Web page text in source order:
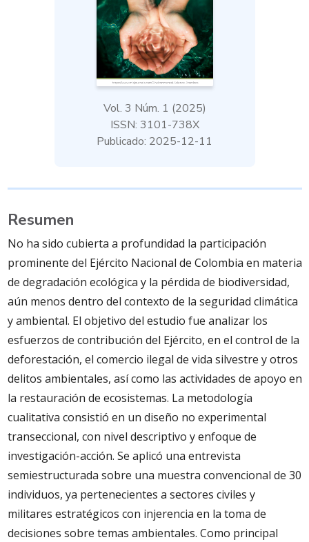
Vol. 3 Núm. 1 (2025)
ISSN: 3101-738X
Publicado: 2025-12-11
Resumen
No ha sido cubierta a profundidad la participación
prominente del Ejército Nacional de Colombia en materia
de degradación ecológica y la pérdida de biodiversidad,
aún menos dentro del contexto de la seguridad climática
y ambiental. El objetivo del estudio fue analizar los
esfuerzos de contribución del Ejército, en el control de la
deforestación, el comercio ilegal de vida silvestre y otros
delitos ambientales, así como las actividades de apoyo en
la restauración de ecosistemas. La metodología
cualitativa consistió en un diseño no experimental
transeccional, con nivel descriptivo y enfoque de
investigación-acción. Se aplicó una entrevista
semiestructurada sobre una muestra convencional de 30
individuos, ya pertenecientes a sectores civiles y
militares estratégicos con injerencia en la toma de
decisiones sobre temas ambientales. Como principal